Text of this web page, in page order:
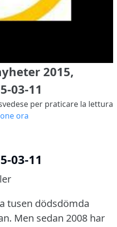
2015,
03-11
per praticare la lettura
ora
03-11
tusen dödsdömda
Men sedan 2008 har